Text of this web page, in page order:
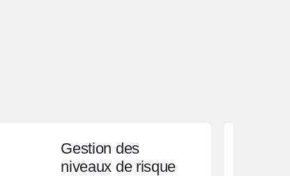
Gestion des
niveaux de risque